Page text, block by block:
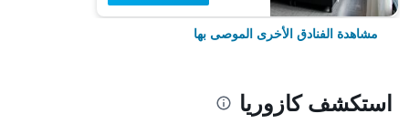
مشاهدة الفنادق الأخرى الموصى بها
استكشف كازوريا